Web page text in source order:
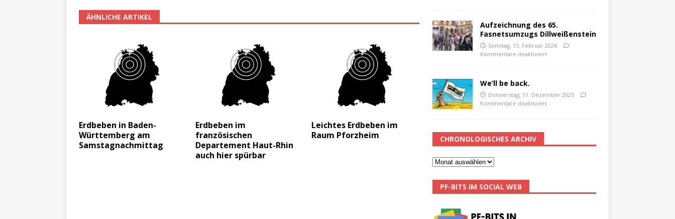
ÄHNLICHE ARTIKEL
Erdbeben in Baden-
Württemberg am
Samstagnachmittag
Erdbeben im
französischen
Departement Haut-Rhin
auch hier spürbar
Leichtes Erdbeben im
Raum Pforzheim
Aufzeichnung des 65.
Fasnetsumzugs Dillweißenstein
Sonntag, 15. Februar 2026
Kommentare deaktiviert
We’ll be back.
Donnerstag, 11. Dezember 2025
Kommentare deaktiviert
CHRONOLOGISCHES ARCHIV
PF-BITS IM SOCIAL WEB